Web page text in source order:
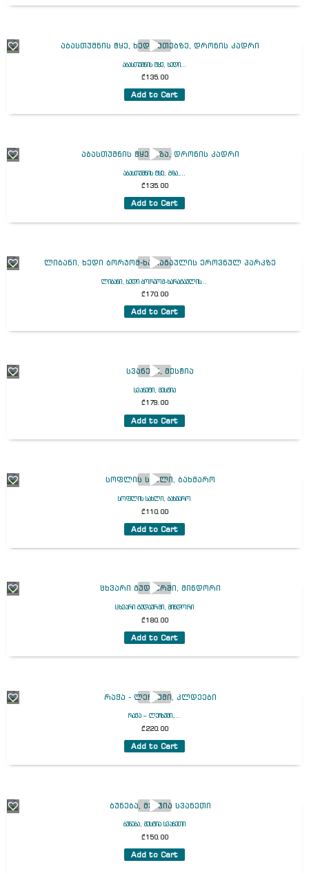
აბასთუმნის ტყე, ხედი...
₾135.00
Add to Cart
აბასთუმნის ტყე, გზა,...
₾135.00
Add to Cart
ლიბანი, ხედი ბორჯომ-ხარაგაულის...
₾170.00
Add to Cart
სვანეტი, მესტია
₾179.00
Add to Cart
სოფლის სახლი, ბახმარო
₾110.00
Add to Cart
ცხვარი გუდაურში, მინდორი
₾180.00
Add to Cart
რაჭა – ლეჩხუმი,...
₾220.00
Add to Cart
ბუნება, მესტია სვანეთი
₾150.00
Add to Cart